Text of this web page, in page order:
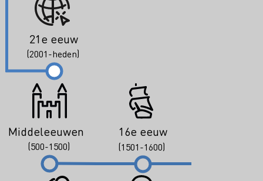
21e eeuw
(2001-heden)
Middeleeuwen
(500-1500)
16e eeuw
(1501-1600)